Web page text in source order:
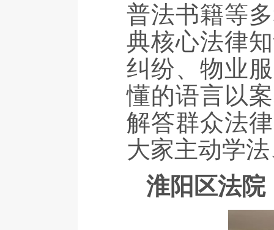
普法书籍等
典核心法律
纠纷、物业
懂的语言以
解答群众法
大家主动学
淮阳区法院